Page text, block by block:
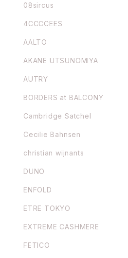
08sircus
4CCCCEES
AALTO
AKANE UTSUNOMIYA
AUTRY
BORDERS at BALCONY
Cambridge Satchel
Cecilie Bahnsen
christian wijnants
DUNO
ENFOLD
ETRE TOKYO
EXTREME CASHMERE
FETICO